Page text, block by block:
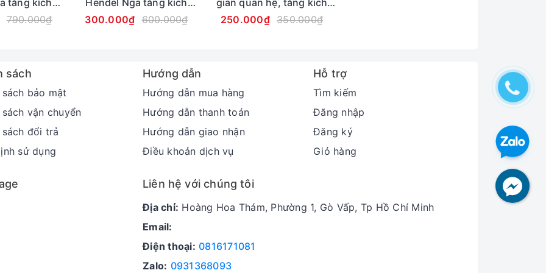
kích thích dương vật cương cứng và thoa đều, vừa thoa vừa massage 5-10 phút.
tăng kích
50ml
790.000₫
Hendel Nga tăng kích
thước, Tuýp 50ml
300.000₫ 600.000₫
gian quan hệ, tăng kích
thước, Tuýp 60g
250.000₫ 350.000₫
sách
sách bảo mật
sách vận chuyển
sách đổi trả
sử dụng
Hướng dẫn
Hướng dẫn mua hàng
Hướng dẫn thanh toán
Hướng dẫn giao nhận
Điều khoản dịch vụ
Hỗ trợ
Tìm kiếm
Đăng nhập
Đăng ký
Giỏ hàng
Liên hệ với chúng tôi
Địa chỉ: Hoàng Hoa Thám, Phường 1, Gò Vấp, Tp Hồ Chí Minh
Email:
Điện thoại: 0816171081
Zalo: 0931368093